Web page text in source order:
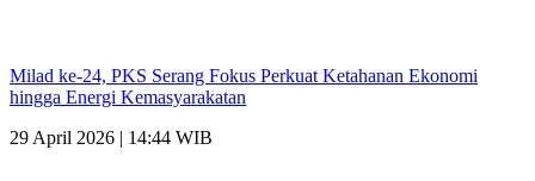
Milad ke-24, PKS Serang Fokus Perkuat Ketahanan Ekonomi
hingga Energi Kemasyarakatan
29 April 2026 | 14:44 WIB